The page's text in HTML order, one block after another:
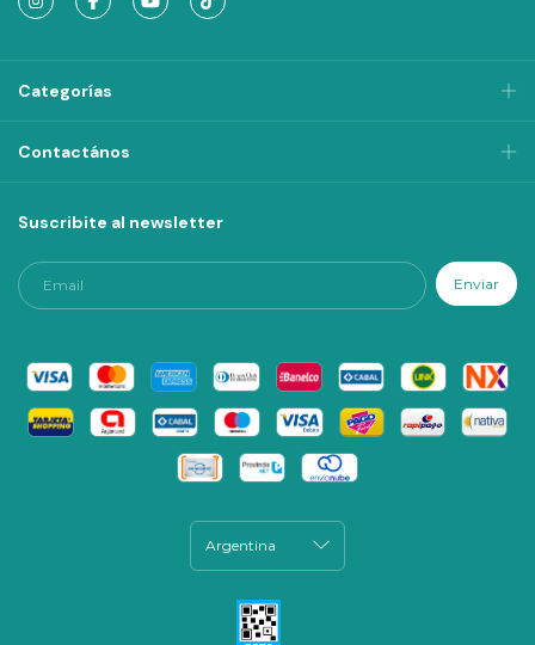
Categorías
Contactános
Suscribite al newsletter